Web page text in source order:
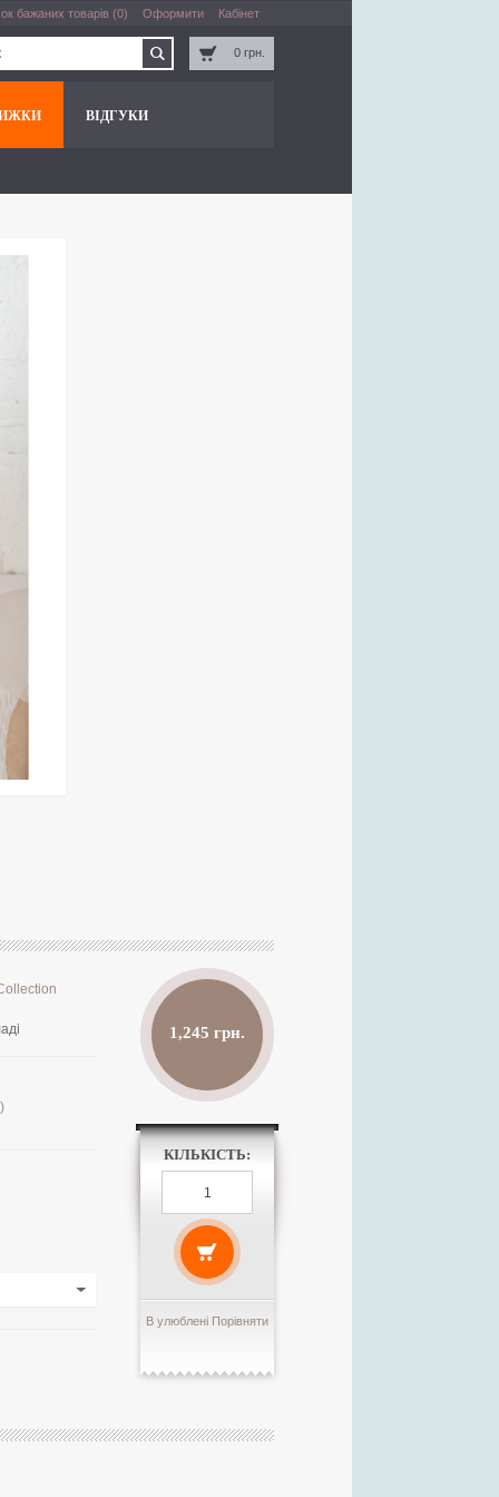
бажаних товарів (0) Оформити Кабінет
0 грн.
ВІДГУКИ
1,245 грн.
КІЛЬКІСТЬ:
В улюблені Порівняти